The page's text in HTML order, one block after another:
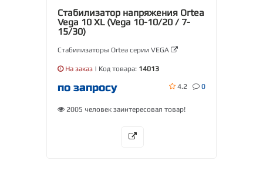
Стабилизатор напряжения Ortea
Vega 10 XL (Vega 10-10/20 / 7-
15/30)
Стабилизаторы Ortea серии VEGA
На заказ | Код товара: 14013
по запросу 4.2 0
2005 человек заинтересовал товар!